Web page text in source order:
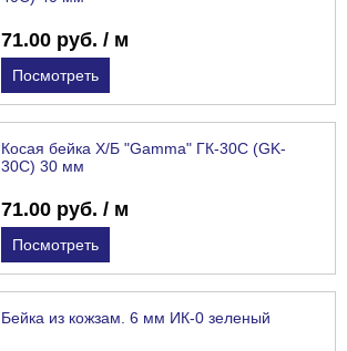
71.00 руб. / м
Посмотреть
Косая бейка Х/Б "Gamma" ГК-30С (GK-
30C) 30 мм
71.00 руб. / м
Посмотреть
Бейка из кожзам. 6 мм ИК-0 зеленый